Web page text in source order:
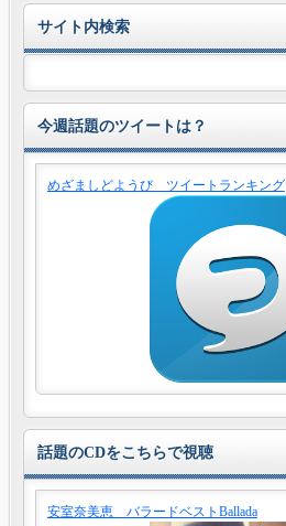
サイト内検索
今週話題のツイートは？
めざましどようび ツイートランキング
話題のCDをこちらで視聴
安室奈美恵 バラードベストBallada